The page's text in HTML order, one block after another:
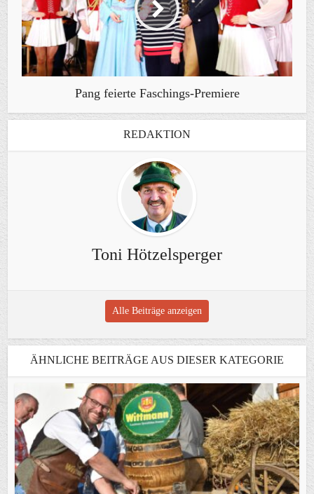
Pang feierte Faschings-Premiere
REDAKTION
Toni Hötzelsperger
Alle Beiträge anzeigen
ÄHNLICHE BEITRÄGE AUS DIESER KATEGORIE